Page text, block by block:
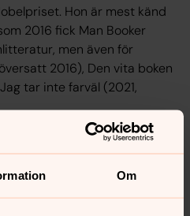
Om
Hon är mest känd
2016 fick Man Booker
men även för
2016), Den vita boken
tar inte farväl (2021,
samtalet om hennes bok